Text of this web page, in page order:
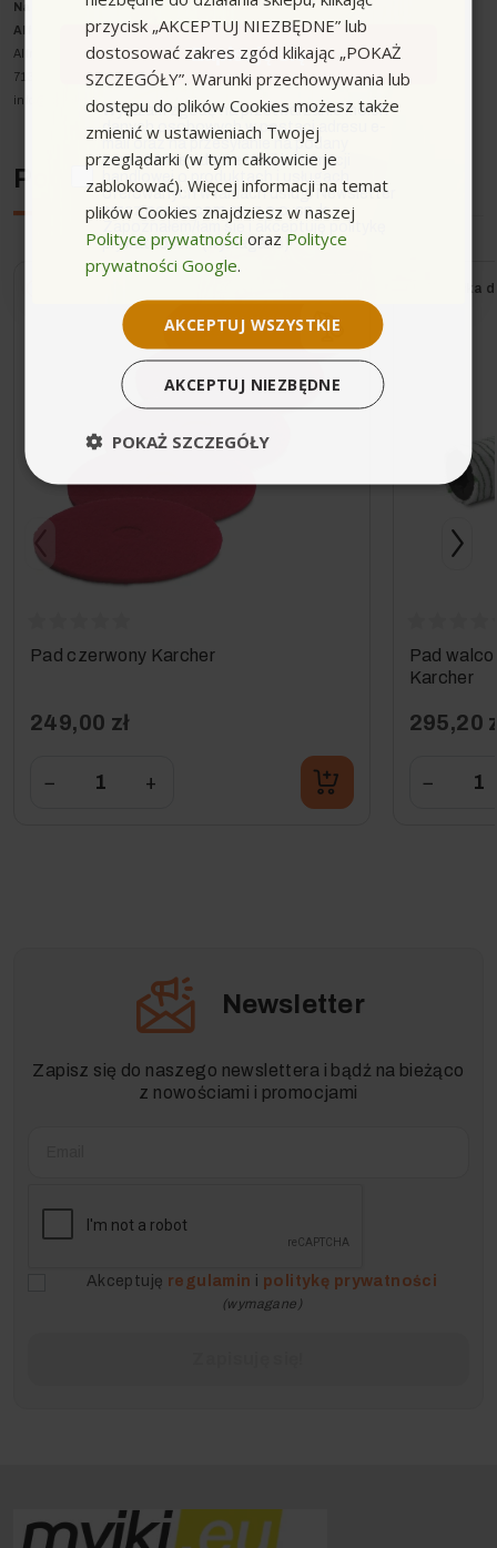
Nazwa producenta oraz osoba odpowiedzialna w UE:
Alfred Kärcher SE & Co. KG
Alfred-Kärcher-Strasse 28-40
71364 Winnenden
info@karcher.com
Podobne urządzenia
Pad czerwony Karcher
249,00 zł
− +
Wysyłka
Pad
Karcher
295,20
−
Newsletter
Zapisz się do naszego newslettera i bądź na bieżąco
z nowościami i promocjami
Akceptuję regulamin i politykę prywatności
(wymagane)
przycisk „AKCEPTUJ NIEZBĘDNE” lub
dostosować zakres zgód klikając „POKAŻ
SZCZEGÓŁY”. Warunki przechowywania lub
dostępu do plików Cookies możesz także
zmienić w ustawieniach Twojej
przeglądarki (w tym całkowicie je
zablokować). Więcej informacji na temat
plików Cookies znajdziesz w naszej
Polityce prywatności oraz Polityce
prywatności Google.
AKCEPTUJ WSZYSTKIE
AKCEPTUJ NIEZBĘDNE
POKAŻ SZCZEGÓŁY
Zapisuję się
zgodaWyrażam zgodę na przetwarzanie moich
danych osobowych w postaci adresu e-
mail oraz na przesyłanie na podany
przeze mnie adres e-mail informacji
handlowej o produktach i usługach
oferowanych w ramach usługi Newsletter
przez ocean.com sp. z o.o. sp. k.
Zapoznałem/łam się i akceptuję politykę
prywatności. *(wymagane)